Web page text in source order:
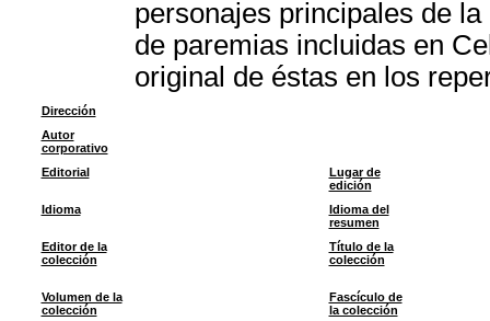
personajes principales de
de paremias incluidas en
original de éstas en los
Dirección
Autor
corporativo
Editorial
Lugar de
edición
Idioma
Idioma del
resumen
Editor de la
colección
Título de la
colección
Volumen de la
colección
Fascículo de
la colección